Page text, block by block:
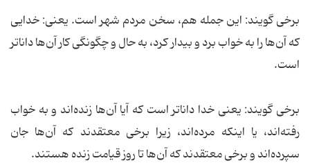
برخی گویند: این جمله هم، سخن مردم شهر است. یعنی: خدایی
که آن‌ها را به خواب برد و بیدار کرد، به حال و چگونگی کار آن‌ها داناتر
است.
برخی گویند: یعنی خدا داناتر است که آیا آن‌ها زنده‌اند و به خواب
رفته‌اند، یا اینکه مرده‌اند، زیرا برخی معتقدند که آن‌ها جان
سپرده‌اند و برخی معتقدند که آن‌ها تا روز قیامت زنده هستند.